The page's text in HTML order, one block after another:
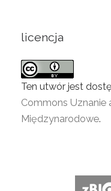
licencja
Ten utwór jest
Commons Uznanie
Międzynarodowe.